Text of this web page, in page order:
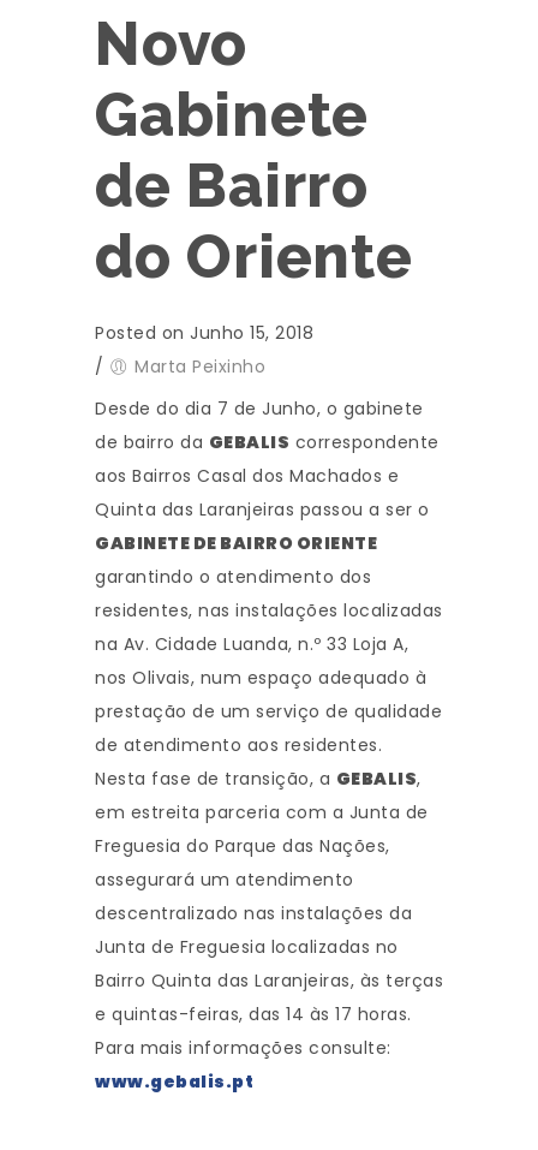
Novo
Gabinete
de Bairro
do Oriente
Posted on Junho 15, 2018
/
Marta Peixinho
Desde do dia 7 de Junho, o gabinete
de bairro da GEBALIS correspondente
aos Bairros Casal dos Machados e
Quinta das Laranjeiras passou a ser o
GABINETE DE BAIRRO ORIENTE
garantindo o atendimento dos
residentes, nas instalações localizadas
na Av. Cidade Luanda, n.º 33 Loja A,
nos Olivais, num espaço adequado à
prestação de um serviço de qualidade
de atendimento aos residentes.
Nesta fase de transição, a GEBALIS,
em estreita parceria com a Junta de
Freguesia do Parque das Nações,
assegurará um atendimento
descentralizado nas instalações da
Junta de Freguesia localizadas no
Bairro Quinta das Laranjeiras, às terças
e quintas-feiras, das 14 às 17 horas.
Para mais informações consulte:
www.gebalis.pt